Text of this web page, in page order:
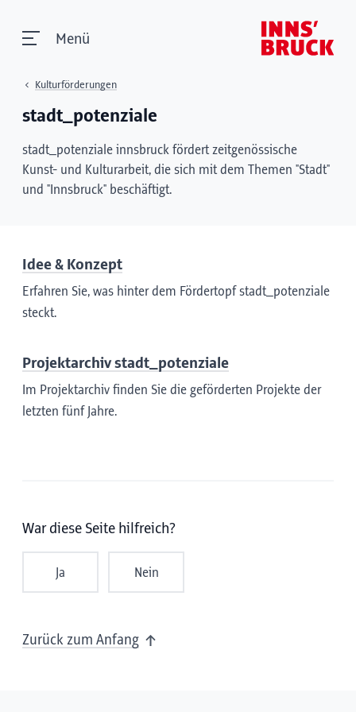
Menü
Kulturförderungen
stadt_potenziale
stadt_potenziale innsbruck fördert zeitgenössische
Kunst- und Kulturarbeit, die sich mit dem Themen "Stadt"
und "Innsbruck" beschäftigt.
Idee & Konzept
Erfahren Sie, was hinter dem Fördertopf stadt_potenziale
steckt.
Projektarchiv stadt_potenziale
Im Projektarchiv finden Sie die geförderten Projekte der
letzten fünf Jahre.
War diese Seite hilfreich?
Ja Nein
Zurück zum Anfang